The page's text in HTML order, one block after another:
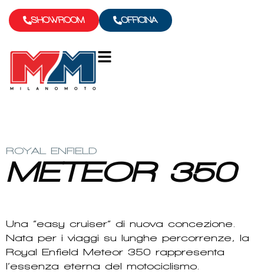
SHOWROOM OFFICINA
ROYAL ENFIELD
METEOR 350
Una “easy cruiser” di nuova concezione.
Nata per i viaggi su lunghe percorrenze, la
Royal Enfield Meteor 350 rappresenta
l’essenza eterna del motociclismo.